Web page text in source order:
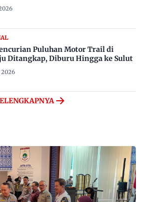
Puluhan Motor Trail di
Ditangkap, Diburu Hingga ke Sulut
2026